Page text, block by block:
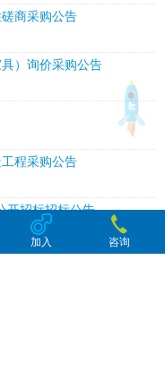
商采购公告
）询价采购公告
程采购公告
开招标招标公告
采购公告
加入 咨询